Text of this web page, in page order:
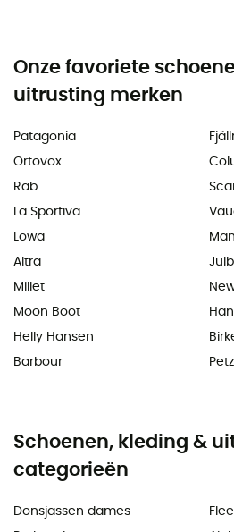
Onze favoriete
uitrusting merken
Patagonia
Ortovox
Rab
La Sportiva
Lowa
Altra
Millet
Moon Boot
Helly Hansen
Barbour
Petzl
Schoenen, kleding &
categorieën
Donsjassen dames